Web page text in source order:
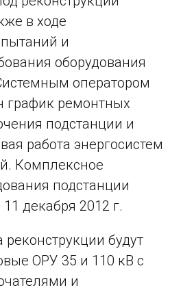
в ходе
и
оборудования
оператором
график ремонтных
подстанции и
работа энергосистем
Комплексное
подстанции
декабря 2012 г.
реконструкции будут
ОРУ 35 и 110 кВ с
и